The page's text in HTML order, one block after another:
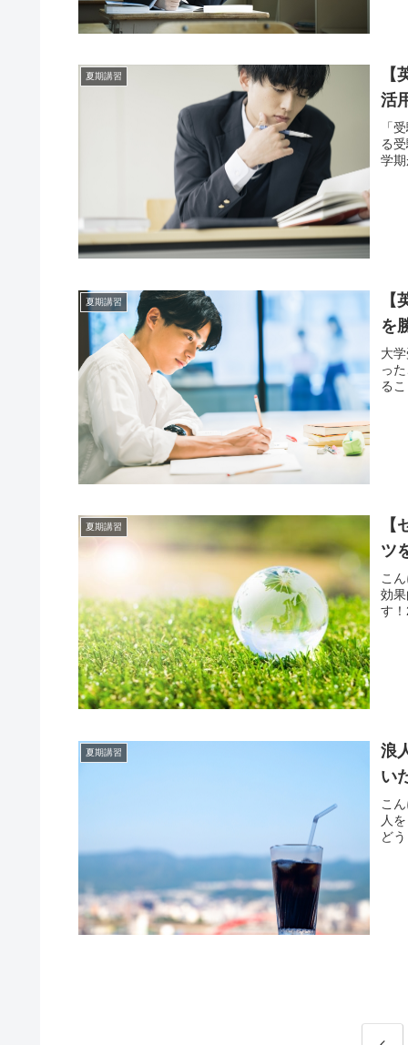
夏期講習
活
「
る
学
夏期講習
を
大
っ
る
夏期講習
ツ
こ
効
す
夏期講習
浪
い
こ
人
ど